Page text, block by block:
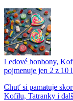
Ledové bonbony,
pojmenuje jen 2 z 10
Chuť si pamatuje
Kofilu, Tatranky i